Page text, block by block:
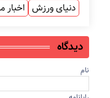
دنیای ورزش اخبار
دیدگاه
نام